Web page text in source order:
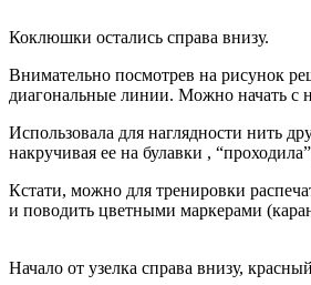
Коклюшки остались справа внизу.
Внимательно посмотрев на рисунок
диагональные линии. Можно начать с
Использовала для наглядности нить
накручивая ее на булавки ,
Кстати, можно для тренировки
и поводить цветными маркерами
Начало от узелка справа внизу,